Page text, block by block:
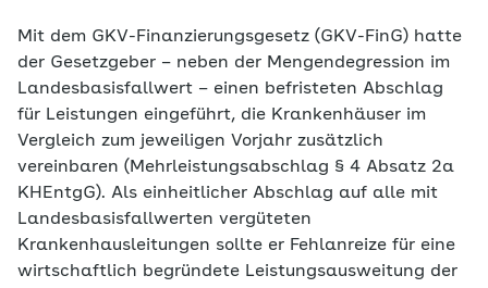
Mit dem GKV-Finanzierungsgesetz (GKV-FinG) hatte
der Gesetzgeber – neben der Mengendegression im
Landesbasisfallwert – einen befristeten Abschlag
für Leistungen eingeführt, die Krankenhäuser im
Vergleich zum jeweiligen Vorjahr zusätzlich
vereinbaren (Mehrleistungsabschlag § 4 Absatz 2a
KHEntgG). Als einheitlicher Abschlag auf alle mit
Landesbasisfallwerten vergüteten
Krankenhausleitungen sollte er Fehlanreize für eine
wirtschaftlich begründete Leistungsausweitung der